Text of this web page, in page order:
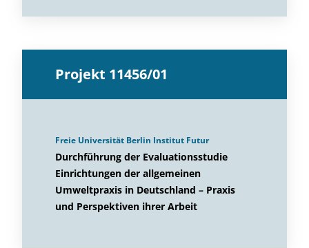
Projekt 11456/01
Freie Universität Berlin Institut Futur
Durchführung der Evaluationsstudie
Einrichtungen der allgemeinen
Umweltpraxis in Deutschland – Praxis
und Perspektiven ihrer Arbeit